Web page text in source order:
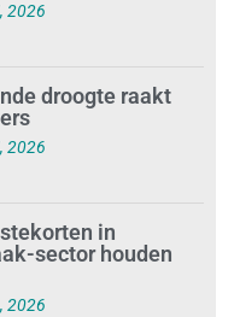
2026
droogte raakt
2026
in
sector houden
2026